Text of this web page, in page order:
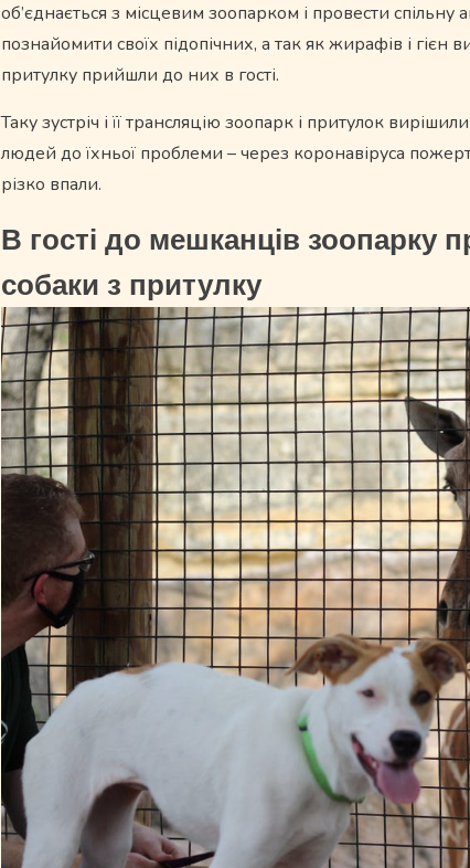
об’єднається з місцевим зоопарком і провести спільну
познайомити своїх підопічних, а так як жирафів і гієн
притулку прийшли до них в гості.
Таку зустріч і її трансляцію зоопарк і притулок
людей до їхньої проблеми – через коронавіруса
різко впали.
В гості до мешканців зоопарку
собаки з притулку